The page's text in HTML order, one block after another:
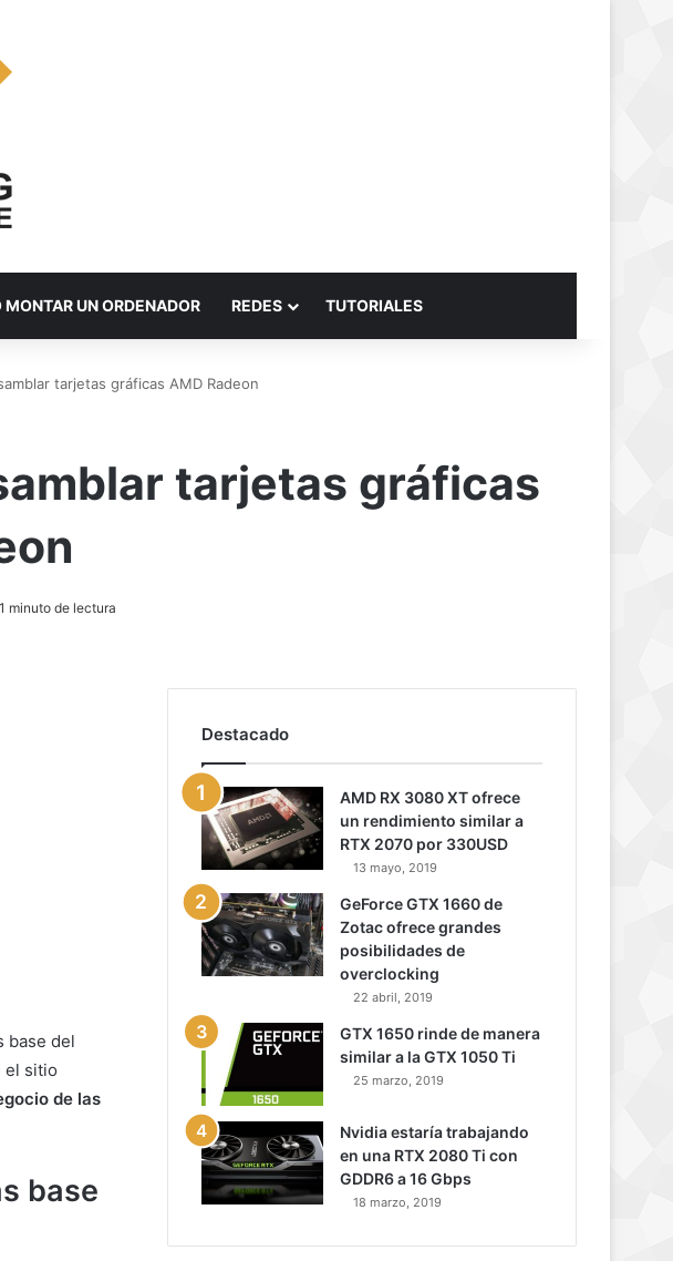
UN ORDENADOR REDES TUTORIALES
tarjetas gráficas AMD Radeon
tarjetas gráficas
1 minuto de lectura
base del
el sitio
de las
base
Destacado
AMD RX 3080 XT ofrece
un rendimiento similar a
RTX 2070 por 330USD
13 mayo, 2019
GeForce GTX 1660 de
Zotac ofrece grandes
posibilidades de
overclocking
22 abril, 2019
GTX 1650 rinde de manera
similar a la GTX 1050 Ti
25 marzo, 2019
Nvidia estaría trabajando
en una RTX 2080 Ti con
GDDR6 a 16 Gbps
18 marzo, 2019